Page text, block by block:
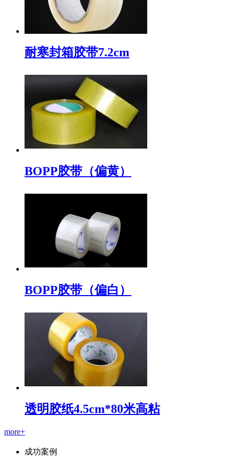
耐寒封箱胶带7.2cm
BOPP胶带（偏黄）
BOPP胶带（偏白）
透明胶纸4.5cm*80米高粘
more+
成功案例